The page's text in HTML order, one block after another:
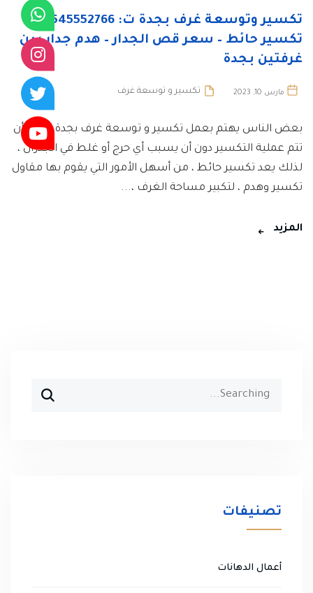
تكسير وتوسعة غرف بجدة ت: 0545552766
تكسير حائط – سعر قص الجدار – هدم جدار بين
غرفتين بجدة
مارس 10, 2023 تكسير و توسعة غرف
بعض الناس يهتم بعمل تكسير و توسعة غرف بجدة، ويريد أن
تتم عملية التكسير دون أن يسبب أي حرج أو غلط في الجدران ،
لذلك يعد تكسير حائط ، من أسهل الأمور التي يقوم بها مقاول
تكسير وهدم ، لتكبير مساحة الغرف ،...
المزيد
Search
تصنيفات
أعمال الدهانات